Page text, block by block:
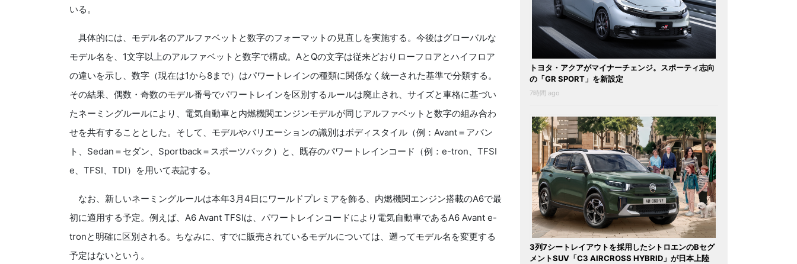
いる。
具体的には、モデル名のアルファベットと数字のフォーマットの見直しを実施する。今後はグローバルな
モデル名を、1文字以上のアルファベットと数字で構成。AとQの文字は従来どおりローフロアとハイフロア
の違いを示し、数字（現在は1から8まで）はパワートレインの種類に関係なく統一された基準で分類する。
その結果、偶数・奇数のモデル番号でパワートレインを区別するルールは廃止され、サイズと車格に基づい
たネーミングルールにより、電気自動車と内燃機関エンジンモデルが同じアルファベットと数字の組み合わ
せを共有することとした。そして、モデルやバリエーションの識別はボディスタイル（例：Avant＝アバン
ト、Sedan＝セダン、Sportback＝スポーツバック）と、既存のパワートレインコード（例：e-tron、TFSI
e、TFSI、TDI）を用いて表記する。
なお、新しいネーミングルールは本年3月4日にワールドプレミアを飾る、内燃機関エンジン搭載のA6で最
初に適用する予定。例えば、A6 Avant TFSIは、パワートレインコードにより電気自動車であるA6 Avant e-
tronと明確に区別される。ちなみに、すでに販売されているモデルについては、遡ってモデル名を変更する
予定はないという。
トヨタ・アクアがマイナーチェンジ。スポーティ志向
の「GR SPORT」を新設定
7時間 ago
3列7シートレイアウトを採用したシトロエンのBセグ
メントSUV「C3 AIRCROSS HYBRID」が日本上陸